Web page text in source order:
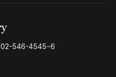
02-546-4545~6